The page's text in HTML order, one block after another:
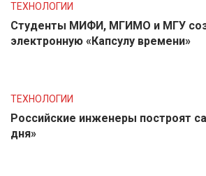
ТЕХНОЛОГИИ
Студенты МИФИ, МГИМО и МГУ
электронную «Капсулу времени»
ТЕХНОЛОГИИ
Российские инженеры построят
дня»